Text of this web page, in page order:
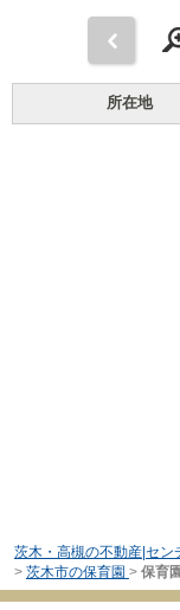
所在地
茨木・高槻の不動産|セン
> 茨木市の保育園 > 保育